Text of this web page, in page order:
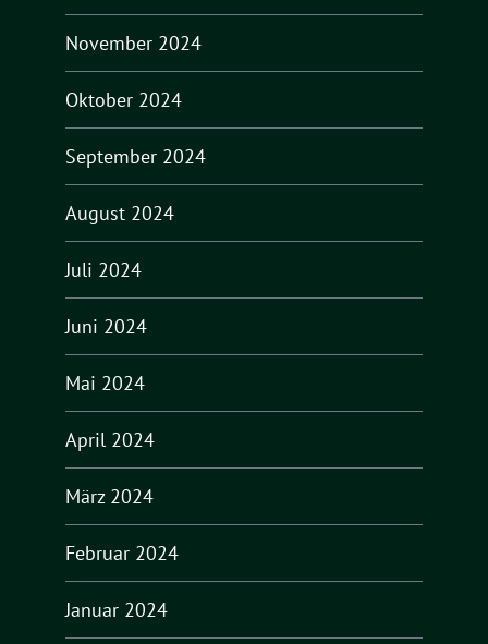
November 2024
Oktober 2024
September 2024
August 2024
Juli 2024
Juni 2024
Mai 2024
April 2024
März 2024
Februar 2024
Januar 2024